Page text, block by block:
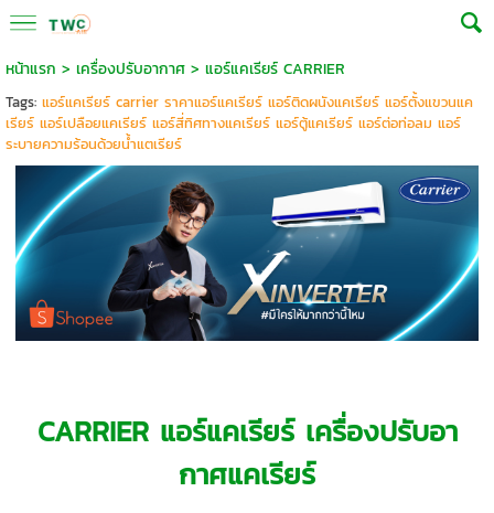
หน้าแรก > เครื่องปรับอากาศ> แอร์แคเรียร์ CARRIER
Tags: แอร์แคเรียร์ carrier ราคาแอร์แคเรียร์ แอร์ติดผนังแคเรียร์ แอร์ตั้งแขวนแค
เรียร์ แอร์เปลือยแคเรียร์ แอร์สี่ทิศทางแคเรียร์ แอร์ตู้แคเรียร์ แอร์ต่อท่อลม แอร์
ระบายความร้อนด้วยนํ้าแตเรียร์
CARRIERแอร์แคเรียร์ เครื่องปรับอา
กาศแคเรียร์